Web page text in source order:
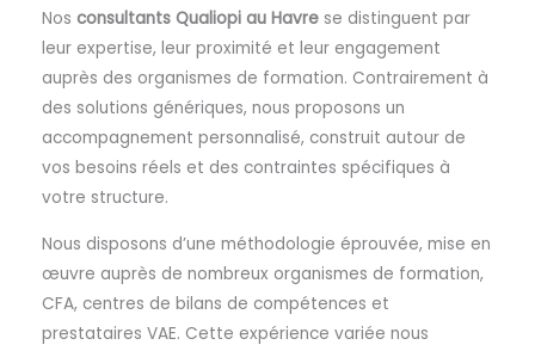
Nos consultants Qualiopi au Havrese distinguent par
leur expertise, leur proximité et leur engagement
auprès des organismes de formation. Contrairement à
des solutions génériques, nous proposons un
accompagnement personnalisé, construit autour de
vos besoins réels et des contraintes spécifiques à
votre structure.
Nous disposons d’une méthodologie éprouvée, mise en
œuvre auprès de nombreux organismes de formation,
CFA, centres de bilans de compétences et
prestataires VAE. Cette expérience variée nous